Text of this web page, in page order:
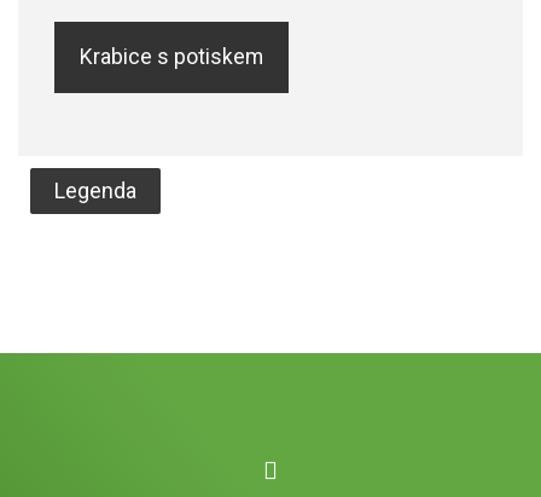
Krabice s potiskem
Legenda